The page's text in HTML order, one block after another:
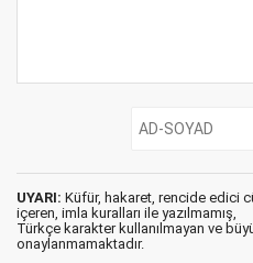
UYARI: Küfür, hakaret, rencide edici
içeren, imla kuralları ile yazılmamış,
Türkçe karakter kullanılmayan ve
onaylanmamaktadır.